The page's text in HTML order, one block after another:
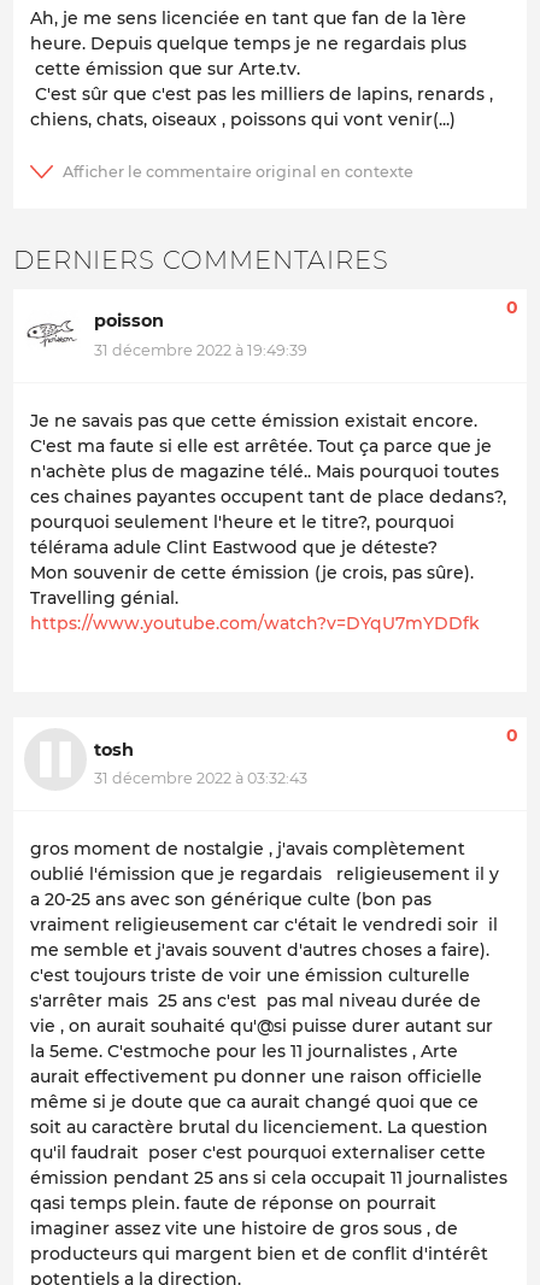
Ah, je me sens licenciée en tant que fan de la 1ère
heure. Depuis quelque temps je ne regardais plus
cette émission que sur Arte.tv.
C'est sûr que c'est pas les milliers de lapins, renards ,
chiens, chats, oiseaux , poissons qui vont venir(...)
DERNIERS COMMENTAIRES
poisson
31 décembre 2022 à 19:49:39
0
Je ne savais pas que cette émission existait encore.
C'est ma faute si elle est arrêtée. Tout ça parce que je
n'achète plus de magazine télé.. Mais pourquoi toutes
ces chaines payantes occupent tant de place dedans?,
pourquoi seulement l'heure et le titre?, pourquoi
télérama adule Clint Eastwood que je déteste?
Mon souvenir de cette émission (je crois, pas sûre).
Travelling génial.
https://www.youtube.com/watch?v=DYqU7mYDDfk
tosh
31 décembre 2022 à 03:32:43
0
gros moment de nostalgie , j'avais complètement
oublié l'émission que je regardais religieusement il y
a 20-25 ans avec son générique culte (bon pas
vraiment religieusement car c'était le vendredi soir il
me semble et j'avais souvent d'autres choses a faire).
c'est toujours triste de voir une émission culturelle
s'arrêter mais 25 ans c'est pas mal niveau durée de
vie , on aurait souhaité qu'@si puisse durer autant sur
la 5eme. C'estmoche pour les 11 journalistes , Arte
aurait effectivement pu donner une raison officielle
même si je doute que ca aurait changé quoi que ce
soit au caractère brutal du licenciement. La question
qu'il faudrait poser c'est pourquoi externaliser cette
émission pendant 25 ans si cela occupait 11 journalistes
qasi temps plein. faute de réponse on pourrait
imaginer assez vite une histoire de gros sous , de
producteurs qui margent bien et de conflit d'intérêt
potentiels a la direction.